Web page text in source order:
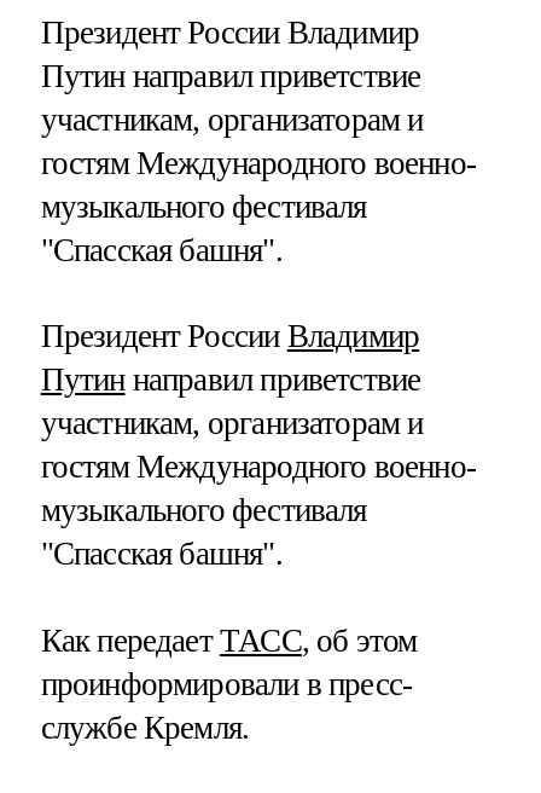
Президент России Владимир
Путин направил приветствие
участникам, организаторам и
гостям Международного военно-
музыкального фестиваля
"Спасская башня".
Президент России Владимир
Путиннаправил приветствие
участникам, организаторам и
гостям Международного военно-
музыкального фестиваля
"Спасская башня".
Как передаетТАСС, об этом
проинформировали в пресс-
службе Кремля.